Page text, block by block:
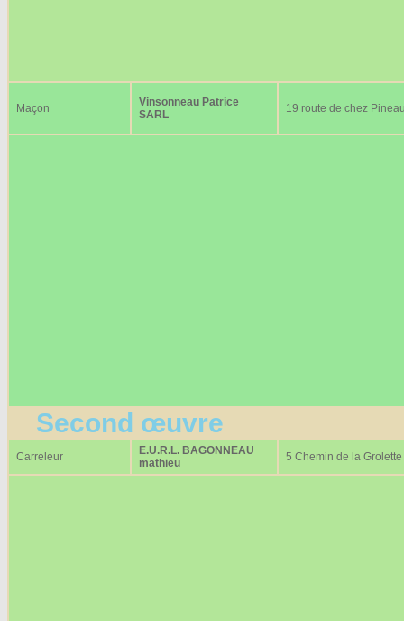
Maçon
Vinsonneau Patrice
SARL
19 route de chez
Second œuvre
Carreleur
E.U.R.L. BAGONNEAU
mathieu
5 Chemin de la Grolette